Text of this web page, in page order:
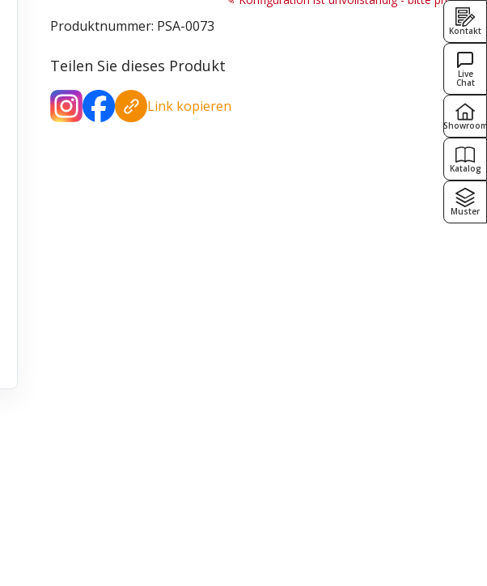
Produktnummer: PSA-0073
Teilen Sie dieses Produkt
Link kopieren
Kontakt
Live
Chat
Showroom
Katalog
Muster